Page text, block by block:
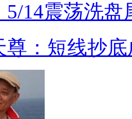
5/14震荡洗盘
尊：短线抄